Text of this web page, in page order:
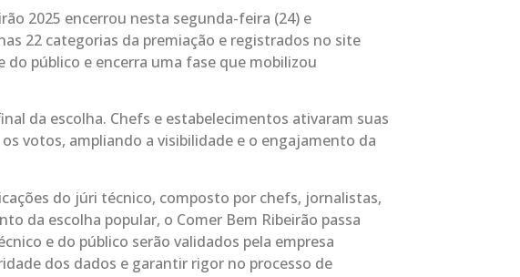
2025 encerrou nesta segunda-feira (24) e
22 categorias da premiação e registrados no site
público e encerra uma fase que mobilizou
da escolha. Chefs e estabelecimentos ativaram suas
votos, ampliando a visibilidade e o engajamento da
do júri técnico, composto por chefs, jornalistas,
da escolha popular, o Comer Bem Ribeirão passa
e do público serão validados pela empresa
dos dados e garantir rigor no processo de